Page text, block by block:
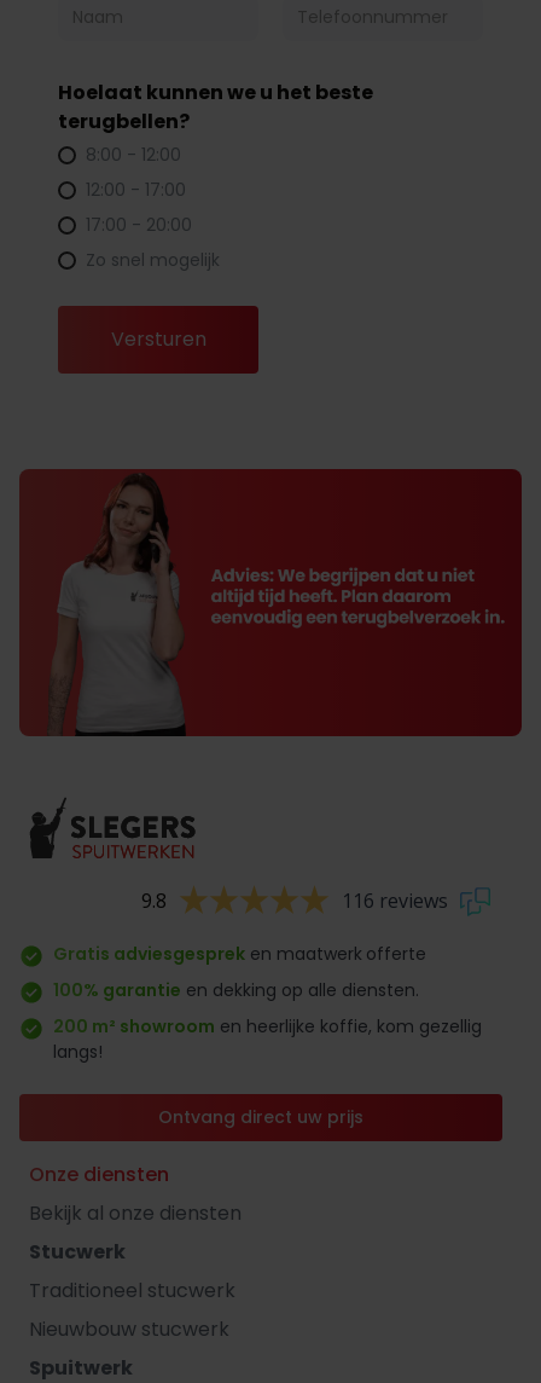
Hoelaat kunnen we u het beste
terugbellen?
8:00 - 12:00
12:00 - 17:00
17:00 - 20:00
Zo snel mogelijk
9.8 116 reviews
Gratis adviesgesprek en maatwerk offerte
100% garantie en dekking op alle diensten.
200 m² showroom en heerlijke koffie, kom gezellig
langs!
Ontvang direct uw prijs
Onze diensten
Bekijk al onze diensten
Stucwerk
Traditioneel stucwerk
Nieuwbouw stucwerk
Spuitwerk